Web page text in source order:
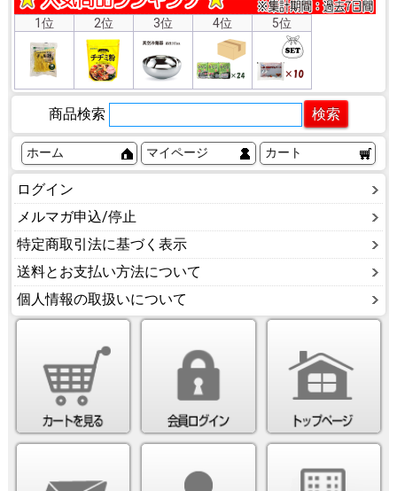
1位 2位 3位 4位 5位
商品検索
ホーム マイページ カート
ログイン
メルマガ申込/停止
特定商取引法に基づく表示
送料とお支払い方法について
個人情報の取扱いについて